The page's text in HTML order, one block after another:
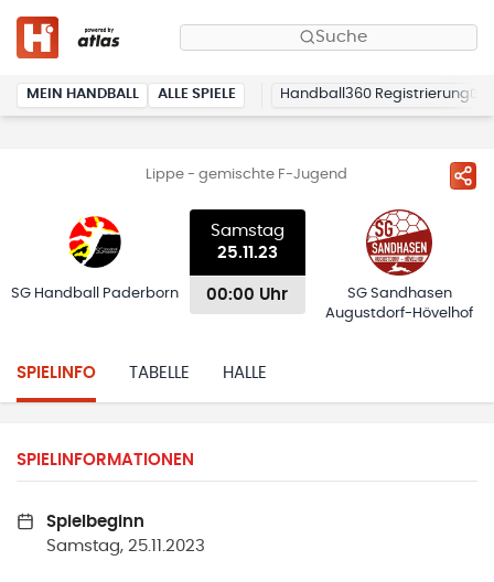
Suche
MEIN HANDBALL ALLE SPIELE Handball360 Registrierung
Lippe - gemischte F-Jugend
SG Handball Paderborn
Samstag
25.11.23
00:00 Uhr
SG Sandhasen
Augustdorf-Hövelhof
SPIELINFO TABELLE HALLE
SPIELINFORMATIONEN
Spielbeginn
Samstag, 25.11.2023